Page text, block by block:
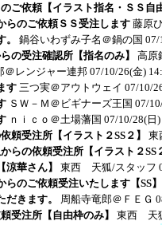
ご依頼【イラスト指名・ＳＳ自
らのご依頼ＳＳ受注します 藤原
鍋谷いわずみ子名＠鍋の国 07/
の受注確認所【指名のみ】
高原
＠レンジャー連邦 07/10/26(金)
す 三つ実＠アウトウェイ 07/10/
ＳＷ－Ｍ＠ビギナーズ王国 07/
ｎｉｃｏ＠土場藩国 07/10/28(日
受注所【イラスト２SS２】
東
らの依頼受注所【イラスト２SS
涼華さん】
東西 天狐/スタッフ
のご依頼受注いたします【SS】
だきます。
周船寺竜郎＠ＦＥＧ
受注所【自由枠のみ】
東西 天